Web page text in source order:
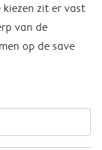
zit er vast
van de
op de save